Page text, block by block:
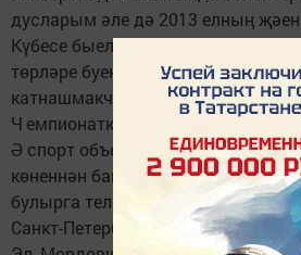
дусларым әле дә 2013 елның
Күбесе быел Казанда оештырыла
төрләре буенча дөнья
катнашмакчы.
Ч емпионатка волонтерларны
Ә спорт объектларында әзерлек
көненнән башланачак. Быел 2500
булырга теләк белдергән.
Санкт-Петербург шәһәрләре,